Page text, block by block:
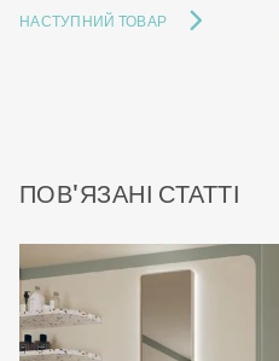
ПОВ'ЯЗАНІ СТАТТІ
НАСТУПНИЙ ТОВАР